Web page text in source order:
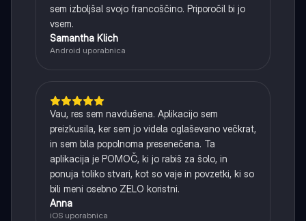
sem izboljšal svojo francoščino. Priporočil bi jo
vsem.
Samantha Klich
Android uporabnica
Vau, res sem navdušena. Aplikacijo sem
preizkusila, ker sem jo videla oglaševano večkrat,
in sem bila popolnoma presenečena. Ta
aplikacija je POMOČ, ki jo rabiš za šolo, in
ponuja toliko stvari, kot so vaje in povzetki, ki so
bili meni osebno ZELO koristni.
Anna
iOS uporabnica